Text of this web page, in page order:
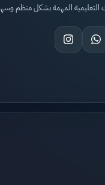
التعليمية المهمة بشكل منظم